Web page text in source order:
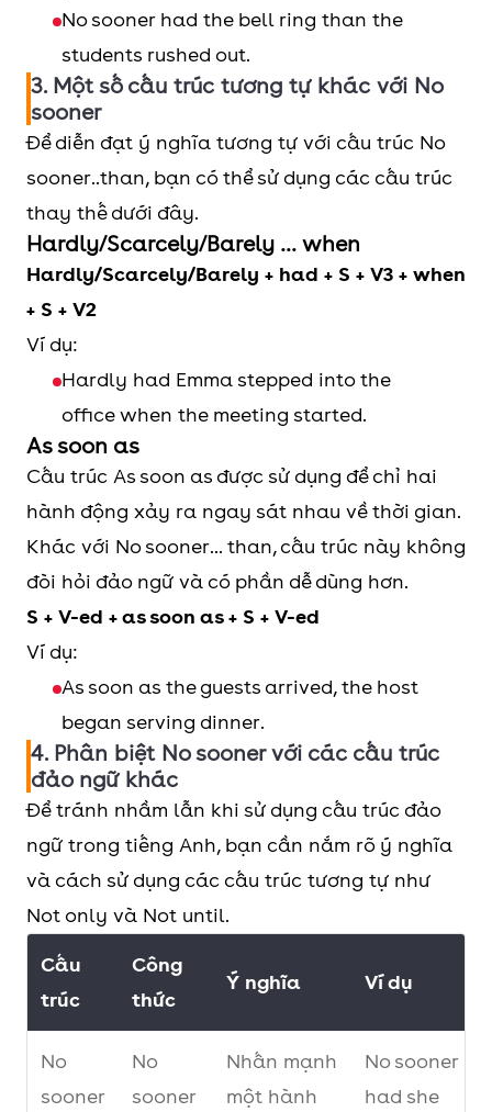
No sooner had the bell ring than the
students rushed out.
3. Một số cấu trúc tương tự khác với No
sooner
Để diễn đạt ý nghĩa tương tự với cấu trúc No
sooner..than, bạn có thể sử dụng các cấu trúc
thay thế dưới đây.
Hardly/Scarcely/Barely … when
Hardly/Scarcely/Barely + had + S + V3 + when
+ S + V2
Ví dụ:
Hardly had Emma stepped into the
office when the meeting started.
As soon as
Cấu trúc As soon as được sử dụng để chỉ hai
hành động xảy ra ngay sát nhau về thời gian.
Khác với No sooner... than, cấu trúc này không
đòi hỏi đảo ngữ và có phần dễ dùng hơn.
S + V-ed + as soon as + S + V-ed
Ví dụ:
As soon as the guests arrived, the host
began serving dinner.
4. Phân biệt No sooner với các cấu trúc
đảo ngữ khác
Để tránh nhầm lẫn khi sử dụng cấu trúc đảo
ngữ trong tiếng Anh, bạn cần nắm rõ ý nghĩa
và cách sử dụng các cấu trúc tương tự như
Not only và Not until.
Cấu
trúc
Công
thức
Ý nghĩa Ví dụ
No
sooner
No
sooner
Nhấn mạnh
một hành
No sooner
had she